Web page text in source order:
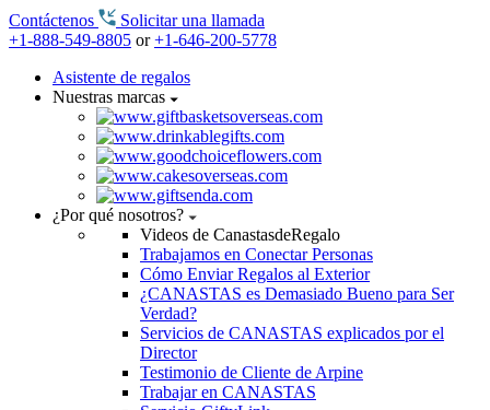
Contáctenos
Solicitar una llamada
+1-888-549-8805 or+1-646-200-5778
Asistente de regalos
Nuestras marcas
¿Por qué nosotros?
Videos de CanastasdeRegalo
Trabajamos en Conectar Personas
Cómo Enviar Regalos al Exterior
¿CANASTAS es Demasiado Bueno para Ser
Verdad?
Servicios de CANASTAS explicados por el
Director
Testimonio de Cliente de Arpine
Trabajar en CANASTAS